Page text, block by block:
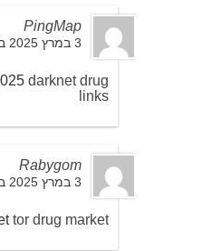
PingMap
3 במרץ 2025 ב 23:49
darknet drug
links
Rabygom
3 במרץ 2025 ב 23:55
tor drug market